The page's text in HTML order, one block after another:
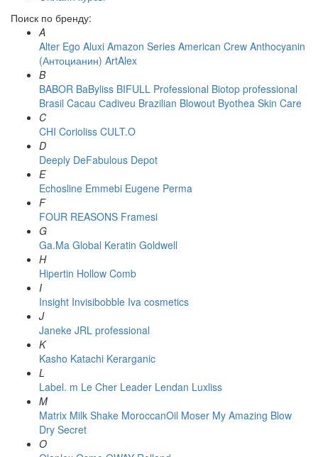
Поиск по бренду:
A
Alter Ego Aluxi Amazon Series American Crew Anthocyanin
(Антоцианин) ArtAlex
B
BABOR BaByliss BIFULL Professional Biotop professional
Brasil Cacau Сadiveu Brazilian Blowout Byothea Skin Care
C
CHI Corioliss CULT.O
D
Deeply DeFabulous Depot
E
Echosline Emmebi Eugene Perma
F
FOUR REASONS Framesi
G
Ga.Ma Global Keratin Goldwell
H
Hipertin Hollow Comb
I
Insight Invisibobble Iva cosmetics
J
Janeke JRL professional
K
Kasho Katachi Kerarganic
L
Label. m Le Cher Leader Lendan Luxliss
M
Matrix Milk Shake MoroccanOil Moser My Amazing Blow
Dry Secret
O